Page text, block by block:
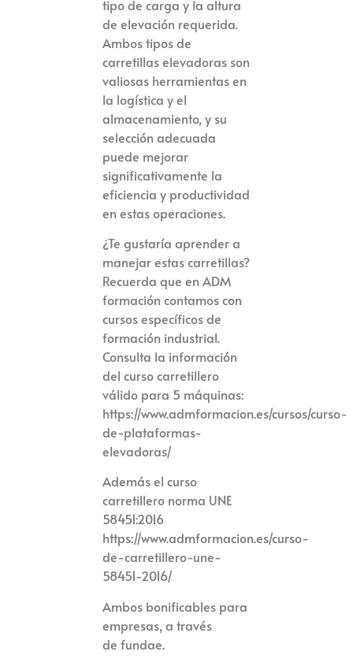
tipo de carga y la altura
de elevación requerida.
Ambos tipos de
carretillas elevadoras son
valiosas herramientas en
la logística y el
almacenamiento, y su
selección adecuada
puede mejorar
significativamente la
eficiencia y productividad
en estas operaciones.
¿Te gustaría aprender a
manejar estas carretillas?
Recuerda que en ADM
formación contamos con
cursos específicos de
formación industrial.
Consulta la información
del curso carretillero
válido para 5 máquinas:
https://www.admformacion.es/cursos/curso-
de-plataformas-
elevadoras/
Además el curso
carretillero norma UNE
58451:2016
https://www.admformacion.es/curso-
de-carretillero-une-
58451-2016/
Ambos bonificables para
empresas, a través
de fundae.